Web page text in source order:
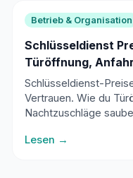
Betrieb & Organisation
Schlüsseldienst
Türöffnung,
seriöse
Schlüsseldienst-
Vertrauen. Wie du
Nachtzuschläge
Abzocke abgrenzt.
Lesen →